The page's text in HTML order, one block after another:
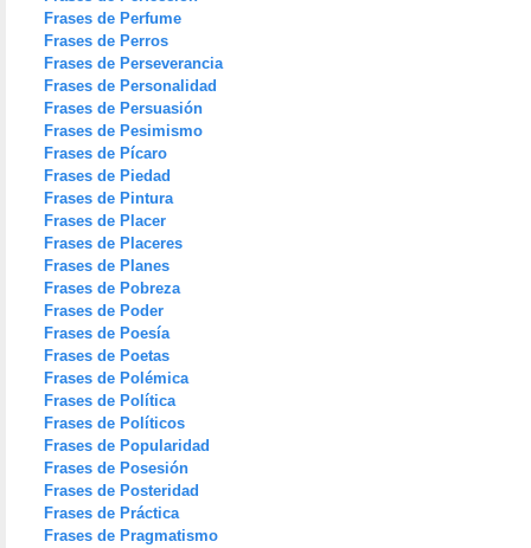
Frases de Perfume
Frases de Perros
Frases de Perseverancia
Frases de Personalidad
Frases de Persuasión
Frases de Pesimismo
Frases de Pícaro
Frases de Piedad
Frases de Pintura
Frases de Placer
Frases de Placeres
Frases de Planes
Frases de Pobreza
Frases de Poder
Frases de Poesía
Frases de Poetas
Frases de Polémica
Frases de Política
Frases de Políticos
Frases de Popularidad
Frases de Posesión
Frases de Posteridad
Frases de Práctica
Frases de Pragmatismo